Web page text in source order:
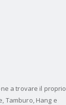
a trovare il proprio
Tamburo, Hang e